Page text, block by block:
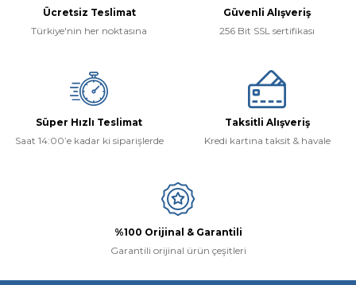
Ücretsiz Teslimat
Türkiye'nin her noktasına
Güvenli Alışveriş
256 Bit SSL sertifikası
Süper Hızlı Teslimat
Saat 14:00’e kadar ki siparişlerde
Taksitli Alışveriş
Kredi kartına taksit & havale
%100 Orijinal & Garantili
Garantili orijinal ürün çeşitleri